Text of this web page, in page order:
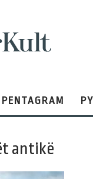
PENTAGRAM
antikë